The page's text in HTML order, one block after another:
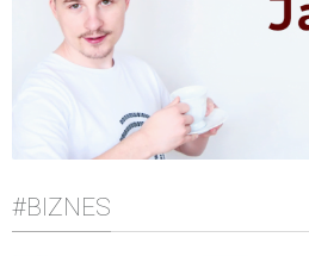
#BIZNES